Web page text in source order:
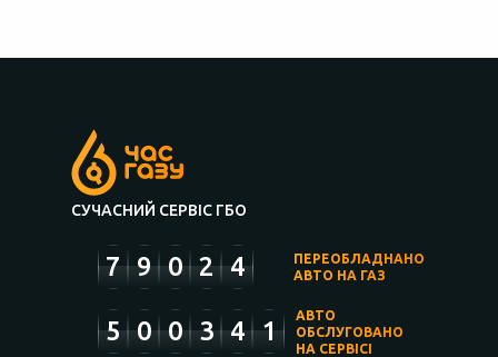
СУЧАСНИЙ СЕРВІС ГБО
7 9 0 2 4
ПЕРЕОБЛАДНАНО
АВТО НА ГАЗ
5 0 0 3 4 1
АВТО
ОБСЛУГОВАНО
НА СЕРВІСІ